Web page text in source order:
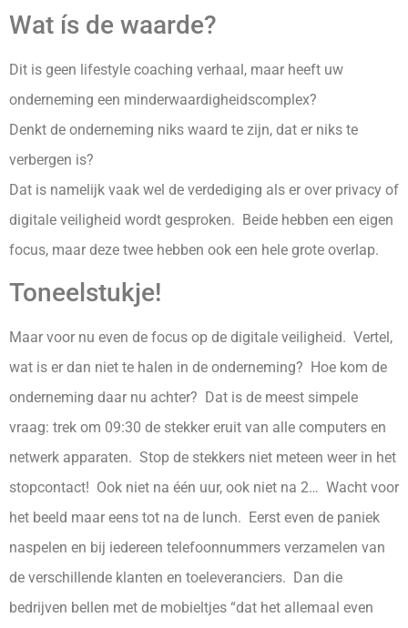
Wat ís de waarde?
Dit is geen lifestyle coaching verhaal, maar heeft uw
onderneming een minderwaardigheidscomplex?
Denkt de onderneming niks waard te zijn, dat er niks te
verbergen is?
Dat is namelijk vaak wel de verdediging als er over privacy of
digitale veiligheid wordt gesproken. Beide hebben een eigen
focus, maar deze twee hebben ook een hele grote overlap.
Toneelstukje!
Maar voor nu even de focus op de digitale veiligheid. Vertel,
wat is er dan niet te halen in de onderneming? Hoe kom de
onderneming daar nu achter? Dat is de meest simpele
vraag: trek om 09:30 de stekker eruit van alle computers en
netwerk apparaten. Stop de stekkers niet meteen weer in het
stopcontact! Ook niet na één uur, ook niet na 2… Wacht voor
het beeld maar eens tot na de lunch. Eerst even de paniek
naspelen en bij iedereen telefoonnummers verzamelen van
de verschillende klanten en toeleveranciers. Dan die
bedrijven bellen met de mobieltjes “dat het allemaal even